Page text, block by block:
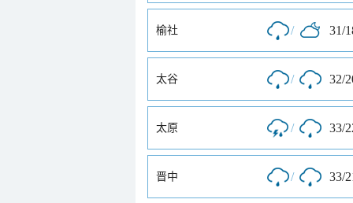
榆社 / 31/
太谷 / 32/
太原 / 33/
晋中 / 33/